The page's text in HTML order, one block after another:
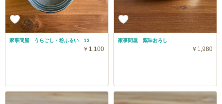
家事問屋 うらごし・粉ふるい 13
￥1,100
家事問屋 薬味おろし
￥1,980